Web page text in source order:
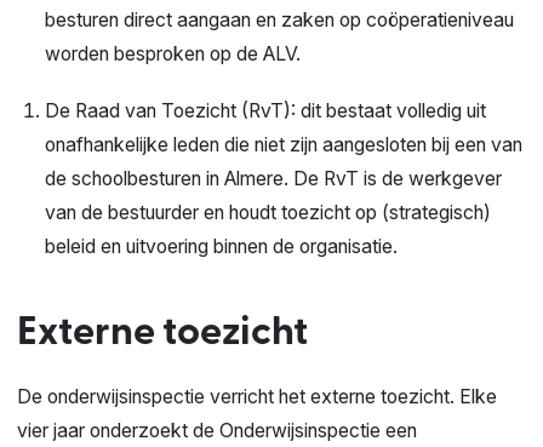
besturen direct aangaan en zaken op coöperatieniveau
worden besproken op de ALV.
De Raad van Toezicht (RvT): dit bestaat volledig uit
onafhankelijke leden die niet zijn aangesloten bij een van
de schoolbesturen in Almere. De RvT is de werkgever
van de bestuurder en houdt toezicht op (strategisch)
beleid en uitvoering binnen de organisatie.
Externe toezicht
De onderwijsinspectie verricht het externe toezicht. Elke
vier jaar onderzoekt de Onderwijsinspectie een